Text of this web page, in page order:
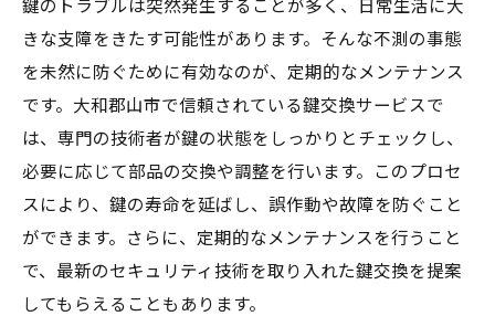
鍵のトラブルは突然発生することが多く、日常生活に大
きな支障をきたす可能性があります。そんな不測の事態
を未然に防ぐために有効なのが、定期的なメンテナンス
です。大和郡山市で信頼されている鍵交換サービスで
は、専門の技術者が鍵の状態をしっかりとチェックし、
必要に応じて部品の交換や調整を行います。このプロセ
スにより、鍵の寿命を延ばし、誤作動や故障を防ぐこと
ができます。さらに、定期的なメンテナンスを行うこと
で、最新のセキュリティ技術を取り入れた鍵交換を提案
してもらえることもあります。